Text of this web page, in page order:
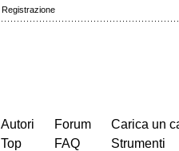
Registrazione
Autori
Top
Forum
FAQ
Carica un
Strumenti